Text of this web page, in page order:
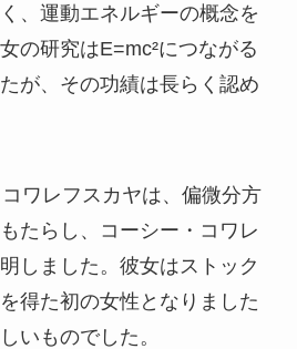
、運動エネルギーの概念を
の研究はE=mc²につながる
が、その功績は長らく認め
ワレフスカヤは、偏微分方
たらし、コーシー・コワレ
しました。彼女はストック
得た初の女性となりました
いものでした。